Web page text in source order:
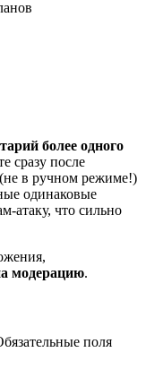
более одного
сразу после
в ручном режиме!)
одинаковые
атаку, что сильно
модерацию.
поля